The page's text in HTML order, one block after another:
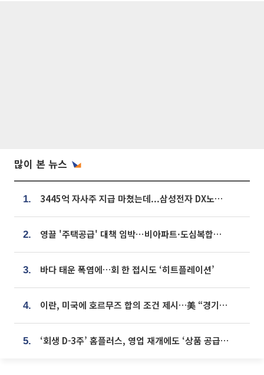
많이 본 뉴스
1. 3445억 자사주 지급 마쳤는데...삼성전자 DX노조, 뒤늦은 '떼쓰기 집회'
2. 영끌 '주택공급' 대책 임박⋯비아파트·도심복합까지 총동원
3. 바다 태운 폭염에…회 한 접시도 ‘히트플레이션’
4. 이란, 미국에 호르무즈 합의 조건 제시…美 “경기 아직 안 끝나” [종합]
5. ‘회생 D-3주’ 홈플러스, 영업 재개에도 ‘상품 공급망’ 복구가 생존 관건